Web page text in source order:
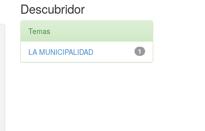
Descubridor
Temas
1
LA MUNICIPALIDAD